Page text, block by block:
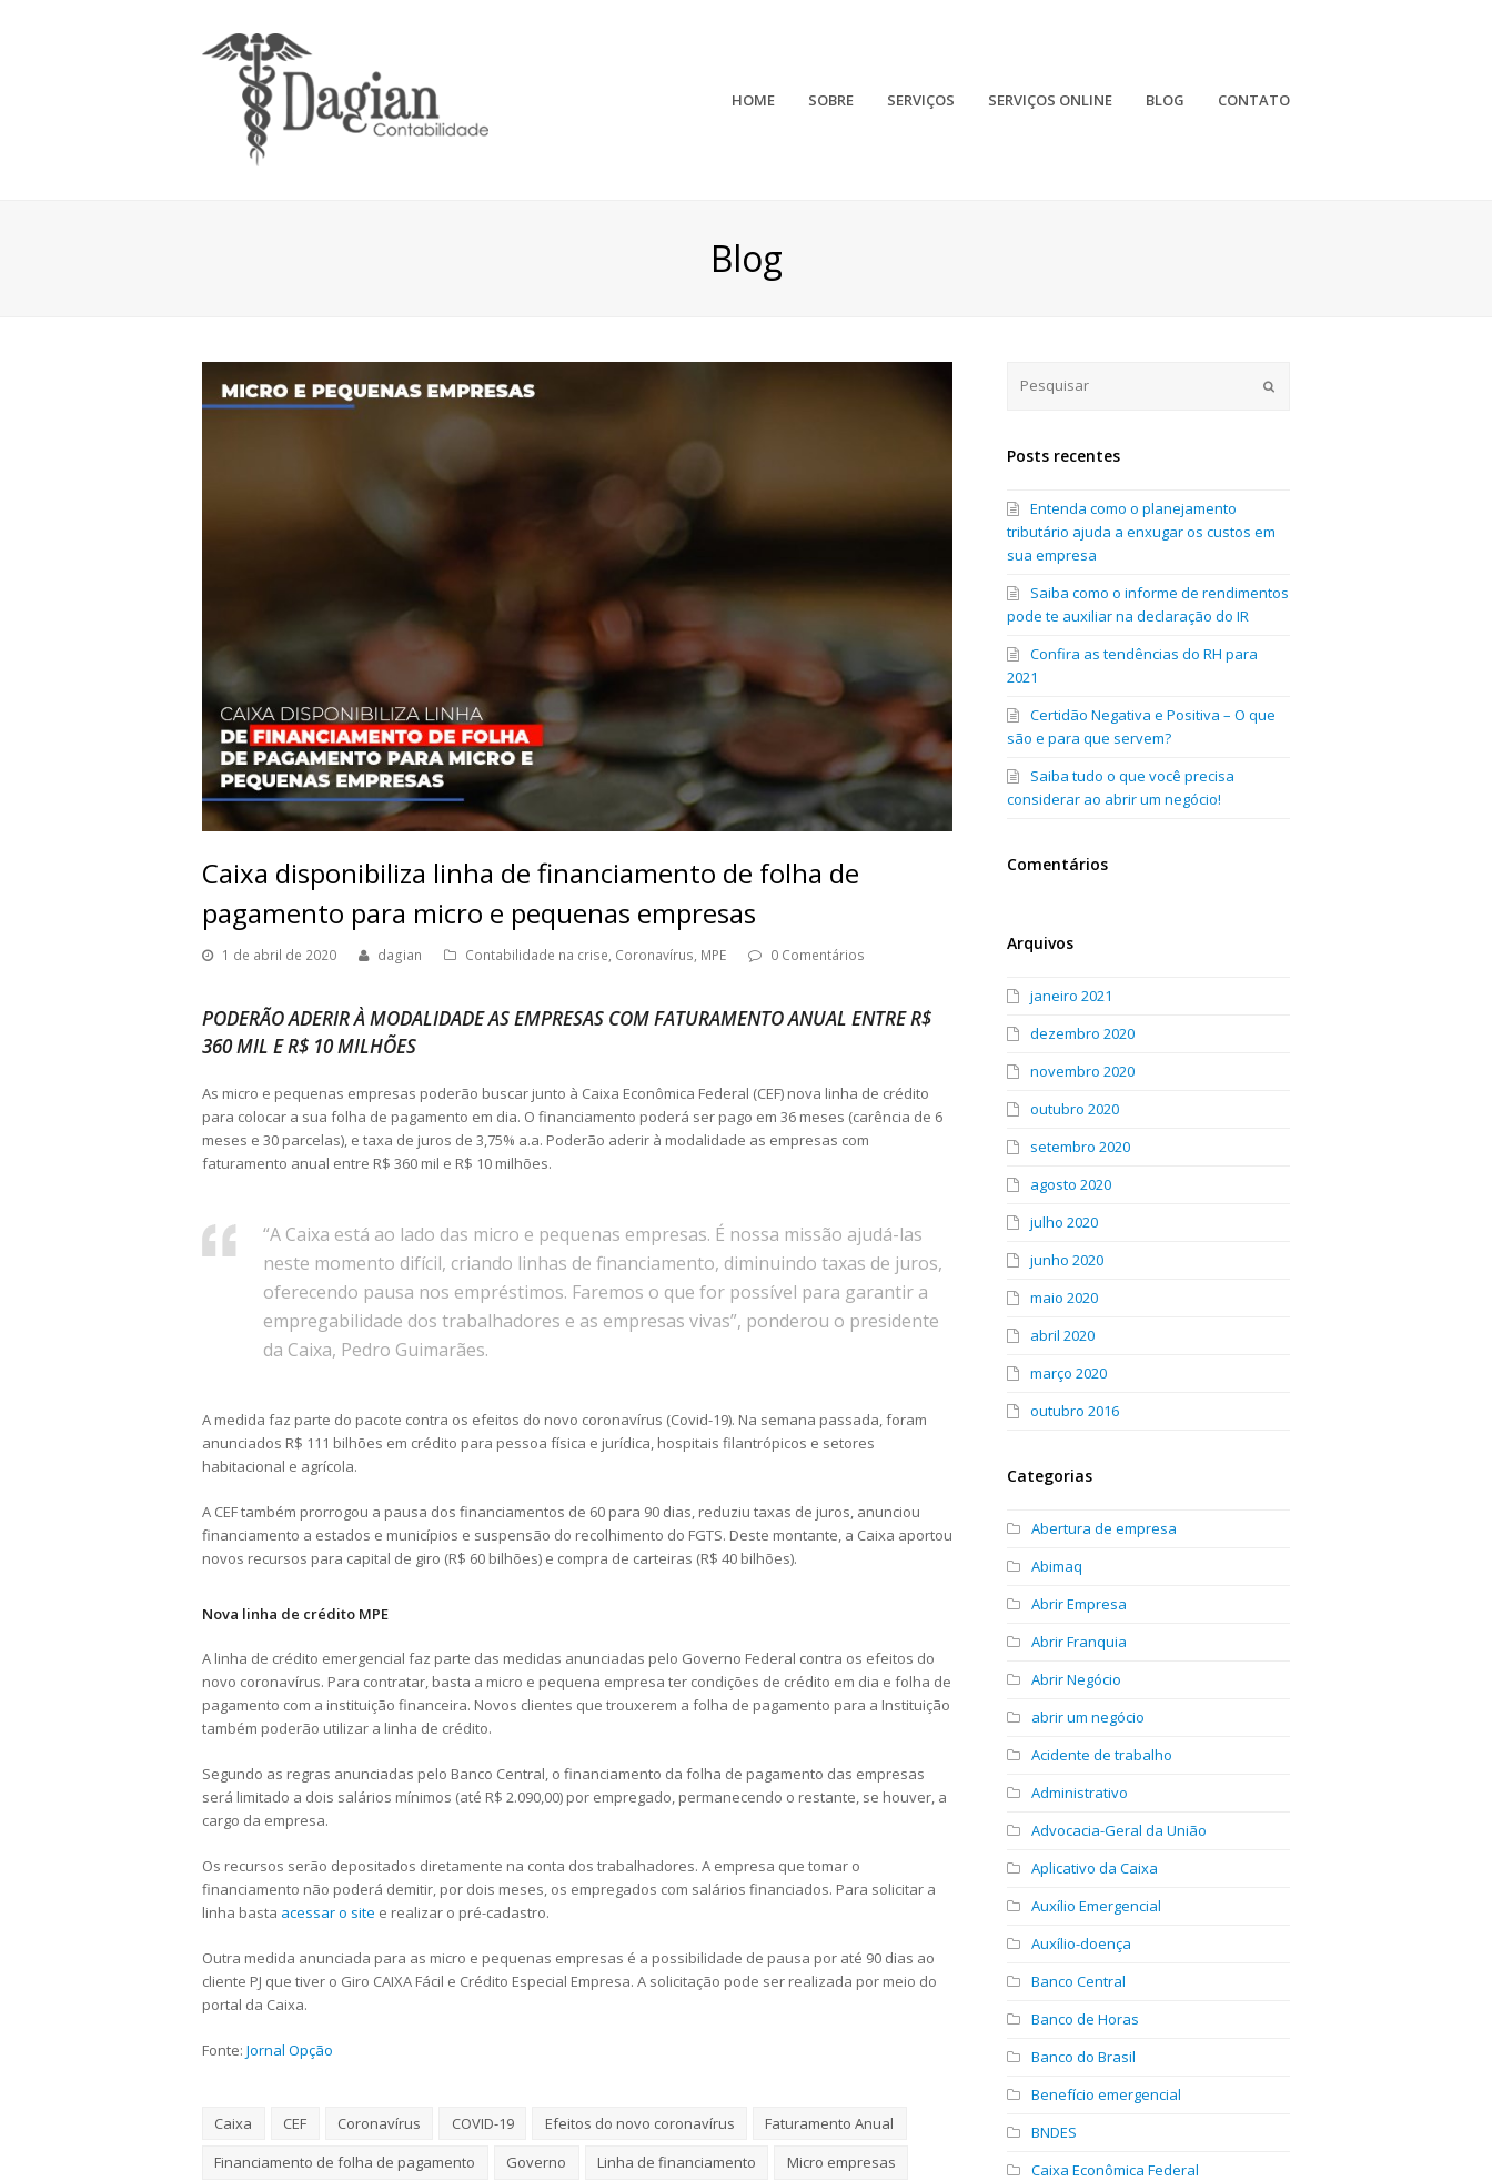
HOME SOBRE SERVIÇOS SERVIÇOS ONLINE BLOG CONTATO
Blog
Caixa disponibiliza linha de financiamento de folha de
pagamento para micro e pequenas empresas
1 de abril de 2020 dagian Contabilidade na crise, Coronavírus, MPE 0 Comentários
PODERÃO ADERIR À MODALIDADE AS EMPRESAS COM FATURAMENTO ANUAL ENTRE R$
360 MIL E R$ 10 MILHÕES
As micro e pequenas empresas poderão buscar junto à Caixa Econômica Federal (CEF) nova linha de crédito
para colocar a sua folha de pagamento em dia. O financiamento poderá ser pago em 36 meses (carência de 6
meses e 30 parcelas), e taxa de juros de 3,75% a.a. Poderão aderir à modalidade as empresas com
faturamento anual entre R$ 360 mil e R$ 10 milhões.
“A Caixa está ao lado das micro e pequenas empresas. É nossa missão ajudá-las
neste momento difícil, criando linhas de financiamento, diminuindo taxas de juros,
oferecendo pausa nos empréstimos. Faremos o que for possível para garantir a
empregabilidade dos trabalhadores e as empresas vivas”, ponderou o presidente
da Caixa, Pedro Guimarães.
A medida faz parte do pacote contra os efeitos do novo coronavírus (Covid-19). Na semana passada, foram
anunciados R$ 111 bilhões em crédito para pessoa física e jurídica, hospitais filantrópicos e setores
habitacional e agrícola.
A CEF também prorrogou a pausa dos financiamentos de 60 para 90 dias, reduziu taxas de juros, anunciou
financiamento a estados e municípios e suspensão do recolhimento do FGTS. Deste montante, a Caixa aportou
novos recursos para capital de giro (R$ 60 bilhões) e compra de carteiras (R$ 40 bilhões).
Nova linha de crédito MPE
A linha de crédito emergencial faz parte das medidas anunciadas pelo Governo Federal contra os efeitos do
novo coronavírus. Para contratar, basta a micro e pequena empresa ter condições de crédito em dia e folha de
pagamento com a instituição financeira. Novos clientes que trouxerem a folha de pagamento para a Instituição
também poderão utilizar a linha de crédito.
Segundo as regras anunciadas pelo Banco Central, o financiamento da folha de pagamento das empresas
será limitado a dois salários mínimos (até R$ 2.090,00) por empregado, permanecendo o restante, se houver, a
cargo da empresa.
Os recursos serão depositados diretamente na conta dos trabalhadores. A empresa que tomar o
financiamento não poderá demitir, por dois meses, os empregados com salários financiados. Para solicitar a
linha basta acessar o site e realizar o pré-cadastro.
Outra medida anunciada para as micro e pequenas empresas é a possibilidade de pausa por até 90 dias ao
cliente PJ que tiver o Giro CAIXA Fácil e Crédito Especial Empresa. A solicitação pode ser realizada por meio do
portal da Caixa.
Fonte: Jornal Opção
Caixa CEF Coronavírus COVID-19 Efeitos do novo coronavírus
Faturamento Anual
Financiamento de folha de pagamento
Governo Linha de financiamento
Micro empresas
Posts recentes
Entenda como o planejamento
tributário ajuda a enxugar os custos em
sua empresa
Saiba como o informe de rendimentos
pode te auxiliar na declaração do IR
Confira as tendências do RH para
2021
Certidão Negativa e Positiva – O que
são e para que servem?
Saiba tudo o que você precisa
considerar ao abrir um negócio!
Comentários
Arquivos
janeiro 2021
dezembro 2020
novembro 2020
outubro 2020
setembro 2020
agosto 2020
julho 2020
junho 2020
maio 2020
abril 2020
março 2020
outubro 2016
Categorias
Abertura de empresa
Abimaq
Abrir Empresa
Abrir Franquia
Abrir Negócio
abrir um negócio
Acidente de trabalho
Administrativo
Advocacia-Geral da União
Aplicativo da Caixa
Auxílio Emergencial
Auxílio-doença
Banco Central
Banco de Horas
Banco do Brasil
Benefício emergencial
BNDES
Caixa Econômica Federal